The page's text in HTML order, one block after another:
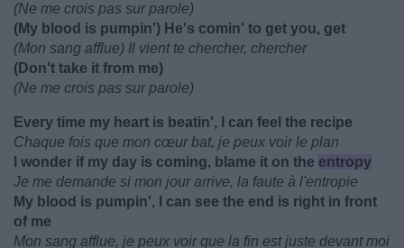
(Ne me crois pas sur parole)
(My blood is pumpin') He's comin' to get you, get
(Mon sang afflue) Il vient te chercher, chercher
(Don't take it from me)
(Ne me crois pas sur parole)
Every time my heart is beatin', I can feel the recipe
Chaque fois que mon cœur bat, je peux voir le plan
I wonder if my day is coming, blame it on the entropy
Je me demande si mon jour arrive, la faute à l'entropie
My blood is pumpin', I can see the end is right in front
of me
Mon sang afflue, je peux voir que la fin est juste devant moi